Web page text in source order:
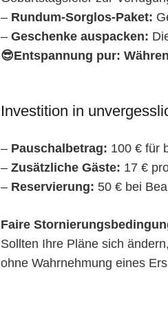
– Rundum-Sorglos-Paket:
– Geschenke auspacken:
😎Entspannung pur:
Investition in
– Pauschalbetrag: 100 € für
– Zusätzliche Gäste: 17 €
– Reservierung: 50 € bei
Faire
Sollten Ihre Pläne sich
ohne Wahrnehmung eines